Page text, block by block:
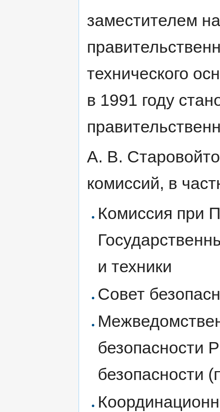
заместителем
технического
в 1991 году
А. В.
комиссий, в
Комиссия при
и техники
Совет
безопасности
безопасности